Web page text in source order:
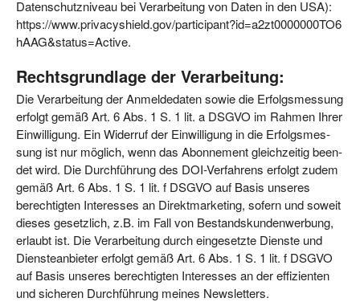
Daten­schutz­ni­veau bei Ver­ar­bei­tung von Daten in den USA):
https://​www​.pri​va​cys​hield​.gov/​p​a​r​t​i​c​i​p​a​n​t​?​i​d​=​a​2​z​t​0​0​0​0​0​0​0​T​O​6​
h​A​A​G​&​s​t​a​t​u​s​=​A​c​t​ive.
Rechtsgrundlage der Verarbeitung:
Die Ver­ar­bei­tung der Anmel­de­da­ten sowie die Erfolgs­mes­sung
erfolgt gemäß Art. 6 Abs. 1 S. 1 lit. a DSGVO im Rah­men Ihrer
Ein­wil­li­gung. Ein Wider­ruf der Ein­wil­li­gung in die Erfolgs­mes­
sung ist nur mög­lich, wenn das Abon­ne­ment gleich­zei­tig been­
det wird. Die Durch­füh­rung des DOI-Ver­fah­rens erfolgt zudem
gemäß Art. 6 Abs. 1 S. 1 lit. f DSGVO auf Basis unse­res
berech­tig­ten Inter­es­ses an Direkt­mar­ke­ting, sofern und soweit
die­ses gesetz­lich, z.B. im Fall von Bestands­kun­den­wer­bung,
erlaubt ist. Die Ver­ar­bei­tung durch ein­ge­setz­te Diens­te und
Diens­te­an­bie­ter erfolgt gemäß Art. 6 Abs. 1 S. 1 lit. f DSGVO
auf Basis unse­res berech­tig­ten Inter­es­ses an der effi­zi­en­ten
und siche­ren Durch­füh­rung mei­nes Newsletters.